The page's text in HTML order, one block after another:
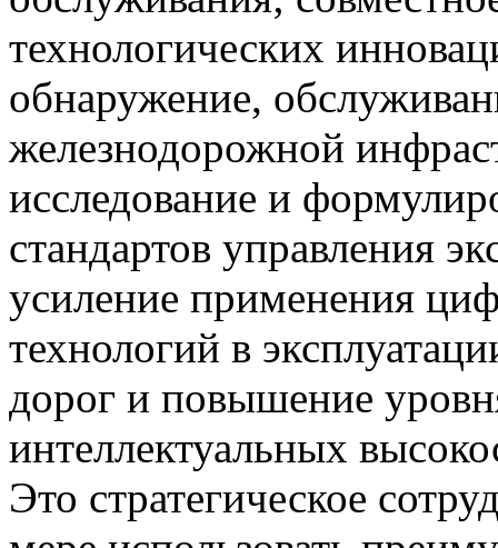
технологических
обнаружение,
железнодорожной
исследование и
стандартов управления
усиление применения
технологий в
дорог и повышение
интеллектуальных
Это стратегическое